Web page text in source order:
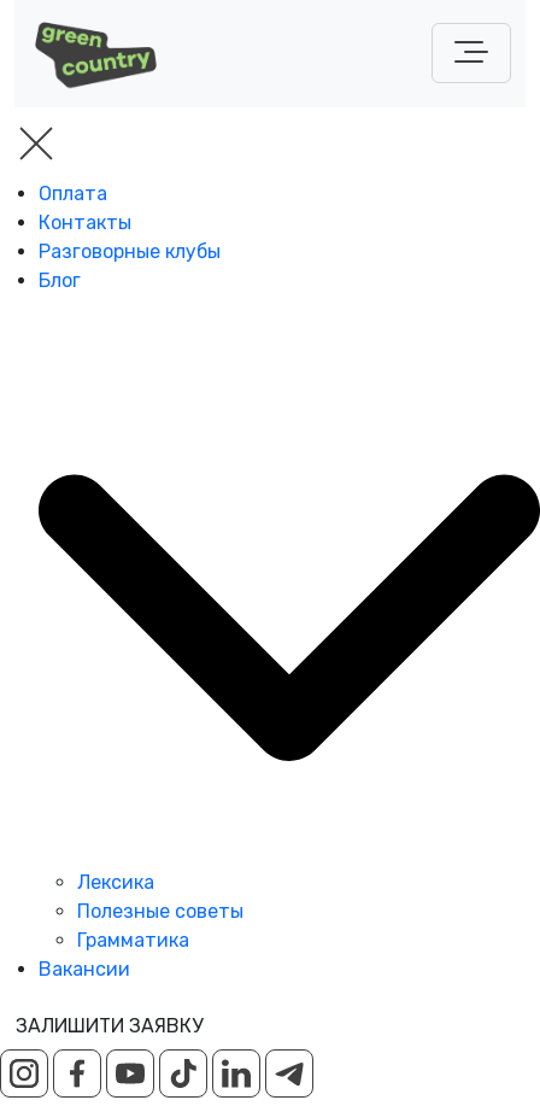
Оплата
Контакты
Разговорные клубы
Блог
Лексика
Полезные советы
Грамматика
Вакансии
ЗАЛИШИТИ ЗАЯВКУ